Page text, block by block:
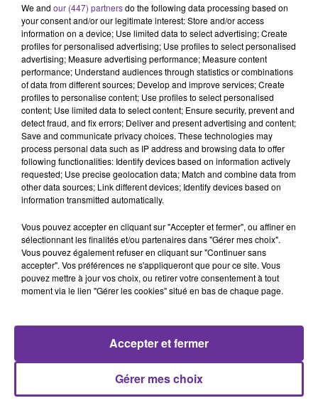
France Algérie Allemagne
12 novembre 2025 - 10 min 50 sec
BOUALEM SANSAL GRACIÉ : POURQUOI
L'ALGÉRIE LE TRANSFERT EN ALLEMAGNE ET
NON EN FRANCE ?
François-Xavier De Calonne
GRAND ANGLE
L’Algérie a accepté une demande de l'Allemagne avec un
transfert de l’écrivain emprisonné depuis un an, dans ce
pays pour qu'il puisse y être soigné.
Le président algérien Abdelmadjid Tebboune "a répondu
allemand "concernant l'octroi d'une grâce en faveur de
Boualem Sansal", selon le communiqué officiel algérien.
Boualem Sansal avait été condamné en appel en juillet à
cinq ans de réclusion. Le journaliste français Christophe
We and our (447) partnersdo the following data processing based on
your consent and/or our legitimate interest: Store and/or access
information on a device; Use limited data to select advertising; Create
profiles for personalised advertising; Use profiles to select personalised
advertising; Measure advertising performance; Measure content
performance; Understand audiences through statistics or combinations
of data from different sources; Develop and improve services; Create
profiles to personalise content; Use profiles to select personalised
content; Use limited data to select content; Ensure security, prevent and
detect fraud, and fix errors; Deliver and present advertising and content;
Save and communicate privacy choices. These technologies may
process personal data such as IP address and browsing data to offer
following functionalities: Identify devices based on information actively
requested; Use precise geolocation data; Match and combine data from
other data sources; Link different devices; Identify devices based on
information transmitted automatically.
Vous pouvez accepter en cliquant sur "Accepter et fermer", ou affiner en
sélectionnant les finalités et/ou partenaires dans "Gérer mes choix".
Vous pouvez également refuser en cliquant sur "Continuer sans
accepter". Vos préférences ne s'appliqueront que pour ce site. Vous
pouvez mettre à jour vos choix, ou retirer votre consentement à tout
moment via le lien "Gérer les cookies" situé en bas de chaque page.
Gérer mes choix
Accepter et fermer